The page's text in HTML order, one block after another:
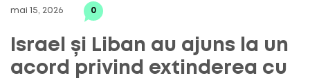
mai 15, 2026 0
Israel și Liban au ajuns la un
acord privind extinderea cu